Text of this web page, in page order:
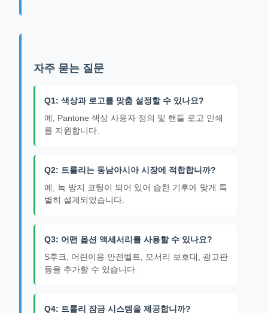
자주 묻는 질문
Q1: 색상과 로고를 맞춤 설정할 수 있나요?
예, Pantone 색상 사용자 정의 및 핸들 로고 인쇄
를 지원합니다.
Q2: 트롤리는 동남아시아 시장에 적합합니까?
예, 녹 방지 코팅이 되어 있어 습한 기후에 맞게 특
별히 설계되었습니다.
Q3: 어떤 옵션 액세서리를 사용할 수 있나요?
S후크, 어린이용 안전벨트, 모서리 보호대, 광고판
등을 추가할 수 있습니다.
Q4: 트롤리 잠금 시스템을 제공합니까?